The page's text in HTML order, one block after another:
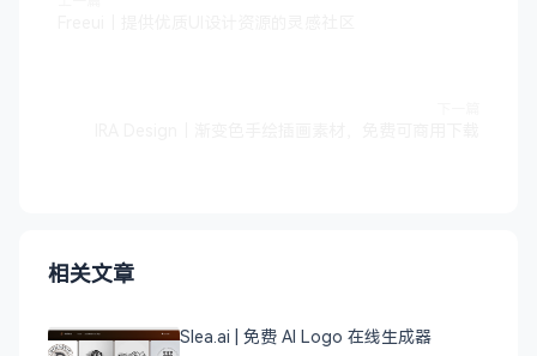
相关文章
Slea.ai | 免费 AI Logo 在线生成器